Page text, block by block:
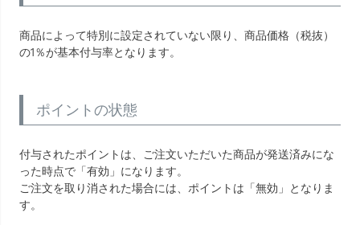
商品によって特別に設定されていない限り、商品価格（税抜）
の1％が基本付与率となります。
ポイントの状態
付与されたポイントは、ご注文いただいた商品が発送済みにな
った時点で「有効」になります。
ご注文を取り消された場合には、ポイントは「無効」となりま
す。